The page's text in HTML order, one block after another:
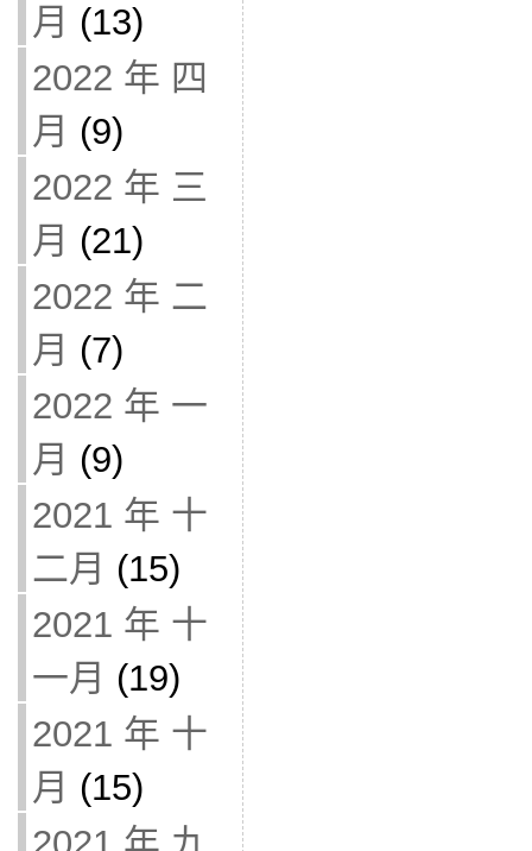
月 (13)
2022 年 四
月 (9)
2022 年 三
月 (21)
2022 年 二
月 (7)
2022 年 一
月 (9)
2021 年 十
二月 (15)
2021 年 十
一月 (19)
2021 年 十
月 (15)